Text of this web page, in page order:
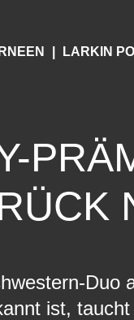
LARKIN
Duo
ist,